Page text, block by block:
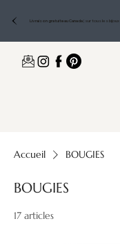
Livraison gratuite au Canada| sur tous les bijoux
Accueil BOUGIES
BOUGIES
17 articles